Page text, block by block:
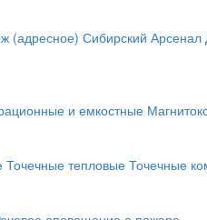
(адресное) Сибирский Арсенал
и емкостные
Точечные тепловые Точечные